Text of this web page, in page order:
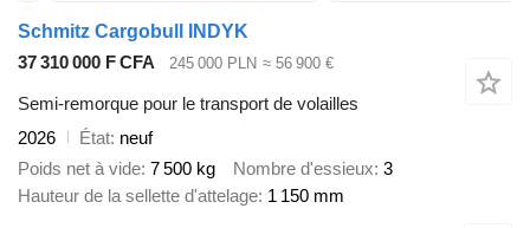
Schmitz Cargobull INDYK
37 310 000 F CFA
245 000 PLN ≈ 56 900 €
Semi-remorque pour le transport de volailles
2026
État neuf
Poids net à vide 7 500 kg Nombre d'essieux 3
Hauteur de la sellette d'attelage 1 150 mm